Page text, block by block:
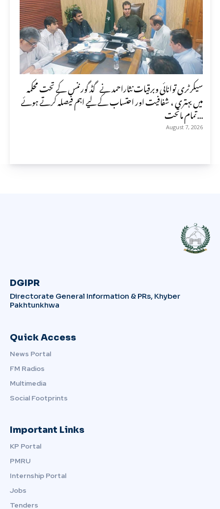
سیکرٹری توانائی وبرقیات نثاراحمد نے گڈ گورننس کے تحت محکمہ
میں بہتری ، شفافیت اور احتساب کے لیے اہم فیصلہ کرتے ہوئے
تمام ماتحت...
August 7, 2026
DGIPR
Directorate General Information & PRs, Khyber
Pakhtunkhwa
Quick Access
News Portal
FM Radios
Multimedia
Social Footprints
Important Links
KP Portal
PMRU
Internship Portal
Jobs
Tenders